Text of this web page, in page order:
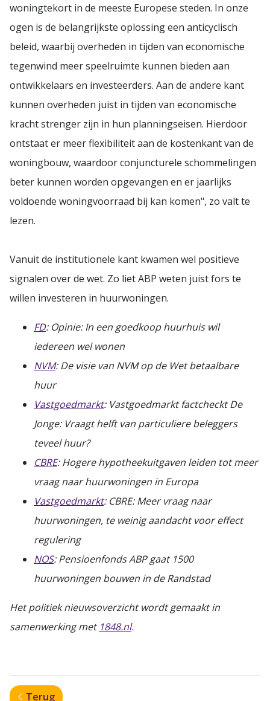
woningtekort in de meeste Europese steden. In onze
ogen is de belangrijkste oplossing een anticyclisch
beleid, waarbij overheden in tijden van economische
tegenwind meer speelruimte kunnen bieden aan
ontwikkelaars en investeerders. Aan de andere kant
kunnen overheden juist in tijden van economische
kracht strenger zijn in hun planningseisen. Hierdoor
ontstaat er meer flexibiliteit aan de kostenkant van de
woningbouw, waardoor conjuncturele schommelingen
beter kunnen worden opgevangen en er jaarlijks
voldoende woningvoorraad bij kan komen", zo valt te
lezen.
Vanuit de institutionele kant kwamen wel positieve
signalen over de wet. Zo liet ABP weten juist fors te
willen investeren in huurwoningen.
FD: Opinie: In een goedkoop huurhuis wil
iedereen wel wonen
NVM: De visie van NVM op de Wet betaalbare
huur
Vastgoedmarkt: Vastgoedmarkt factcheckt De
Jonge: Vraagt helft van particuliere beleggers
teveel huur?
CBRE: Hogere hypotheekuitgaven leiden tot meer
vraag naar huurwoningen in Europa
Vastgoedmarkt: CBRE: Meer vraag naar
huurwoningen, te weinig aandacht voor effect
regulering
NOS: Pensioenfonds ABP gaat 1500
huurwoningen bouwen in de Randstad
Het politiek nieuwsoverzicht wordt gemaakt in
samenwerking met 1848.nl.
Terug